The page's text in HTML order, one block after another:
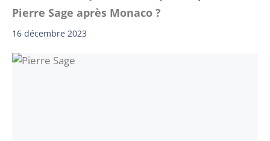
Pierre Sage après Monaco ?
16 décembre 2023